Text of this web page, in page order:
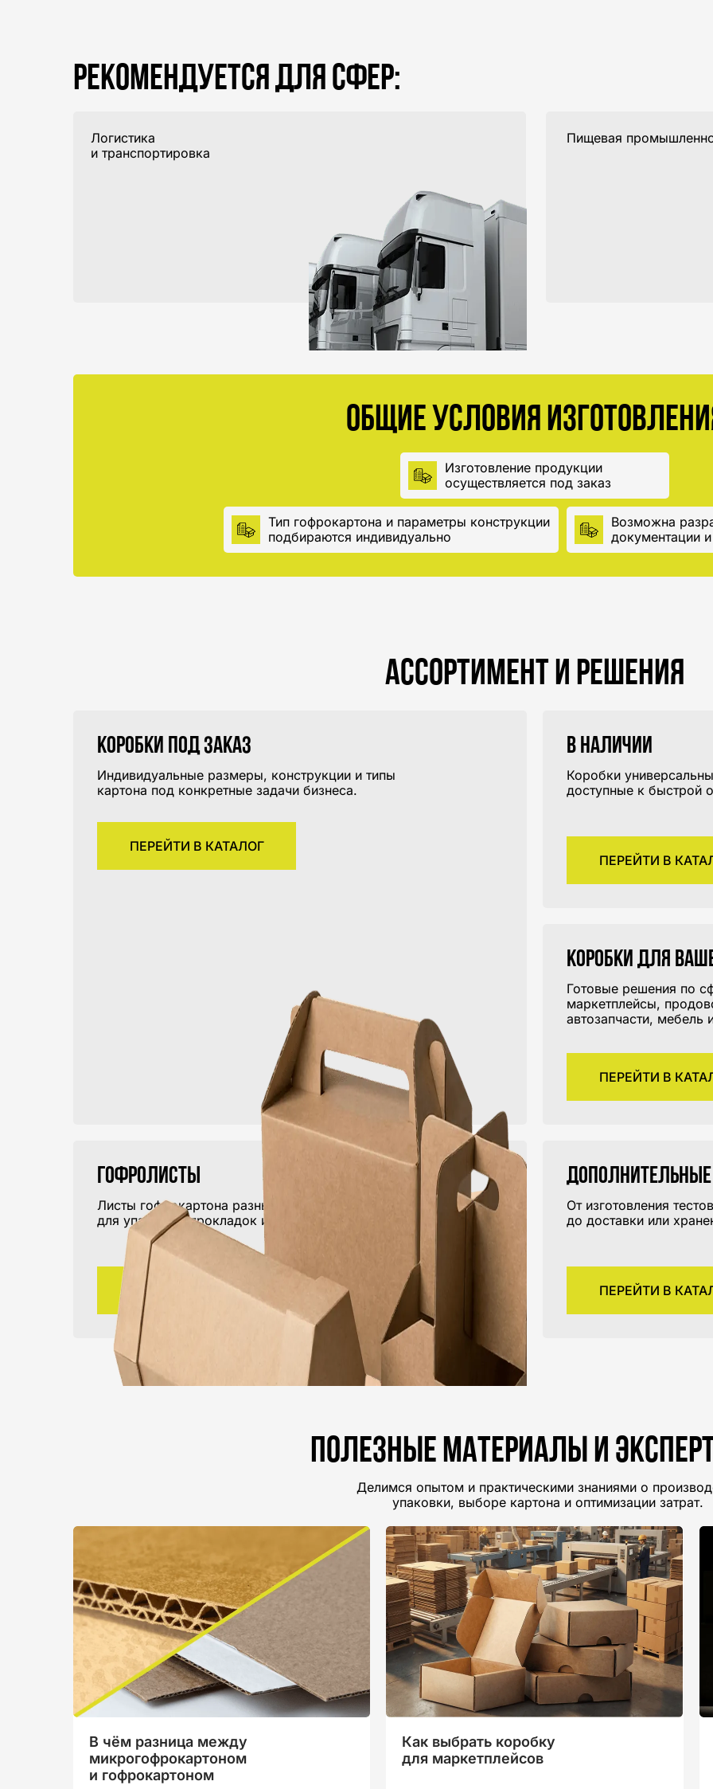
РЕКОМЕНДУЕТСЯ ДЛЯ СФЕР:
Пищевая
Логистика
и транспортировка
Изготовление продукции
осуществляется под заказ
Тип гофрокартона и параметры конструкции
подбираются индивидуально
Возможна
документации
ОБЩИЕ УСЛОВИЯ
Листы гофрокартона разных форматов
для упаковки, прокладок и производства.
Гофролисты
ПЕРЕЙТИ В КАТАЛОГ
От изготовления
до доставки или
ПЕРЕЙТИ В
Готовые решения по
маркетплейсы,
автозапчасти, мебель
Коробки для
ПЕРЕЙТИ В
ПЕРЕЙТИ В
Коробки
доступные к быстрой
В наличии
ПЕРЕЙТИ В КАТАЛОГ
Коробки под заказ
Индивидуальные размеры, конструкции и типы
картона под конкретные задачи бизнеса.
Ассортимент и решения
Как выбрать коробку
для маркетплейсов
В чём разница между
микрогофрокартоном
и гофрокартоном
Делимся опытом и практическими знаниями о
упаковки, выборе картона и оптимизации затрат.
Полезные материалы и